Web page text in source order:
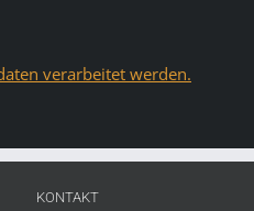
verarbeitet werden.
KONTAKT